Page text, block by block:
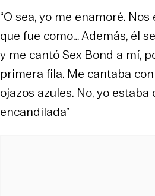
“O sea, yo me enamoré.
que fue como… Además, él
y me cantó Sex Bond a mí,
primera fila. Me cantaba
ojazos azules. No, yo
encandilada”